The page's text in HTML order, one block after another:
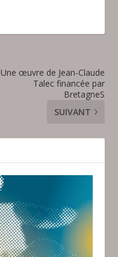
Une œuvre de Jean-Claude
Talec financée par
BretagneS
SUIVANT